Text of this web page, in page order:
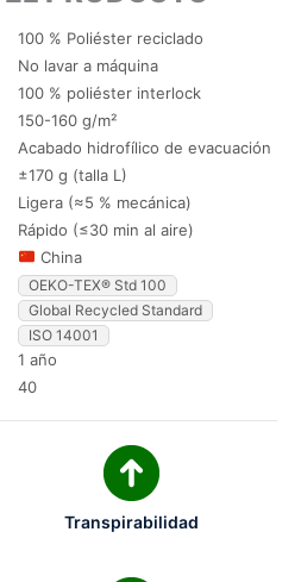
100 % Poliéster reciclado
No lavar a máquina
100 % poliéster interlock
150-160 g/m²
Acabado hidrofílico de evacuación
±170 g (talla L)
Ligera (≈5 % mecánica)
Rápido (≤30 min al aire)
China
OEKO-TEX® Std 100
Global Recycled Standard
ISO 14001
1 año
40
Transpirabilidad